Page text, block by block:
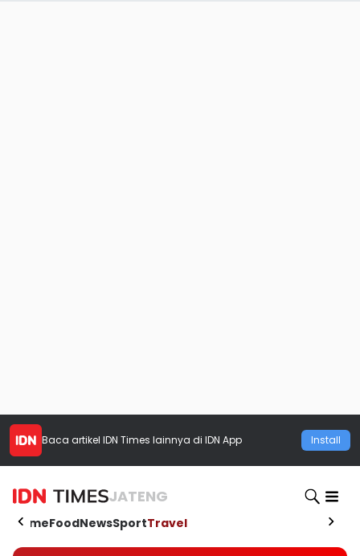
Baca artikel IDN Times lainnya di IDN App Install
JATENG
HomeFoodNewsSportTravel